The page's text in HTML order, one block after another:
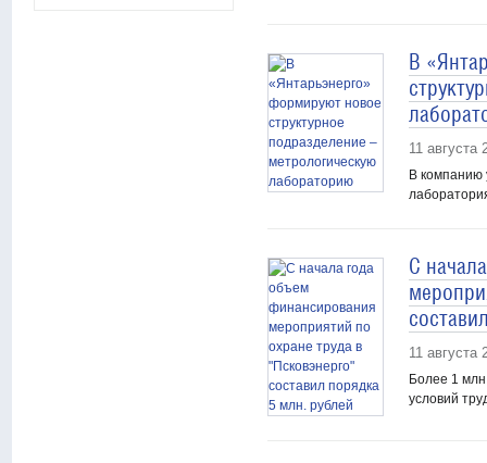
В
11 августа
В компанию
С
11 августа
Более 1
условий